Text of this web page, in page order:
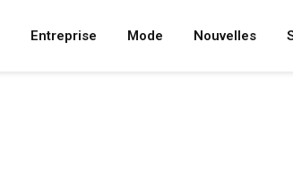
Entreprise Mode Nouvelles